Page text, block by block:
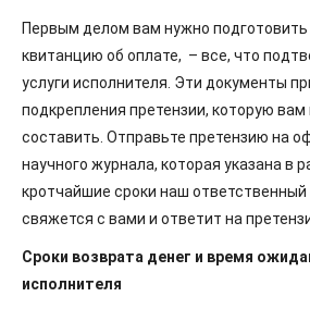
Первым делом вам нужно подготовить
квитанцию об оплате, – все, что
услуги исполнителя. Эти документы
подкрепления претензии, которую
составить. Отправьте претензию на
научного журнала, которая указана в
кротчайшие сроки наш
свяжется с вами и ответит на
Сроки возврата денег и время
исполнителя